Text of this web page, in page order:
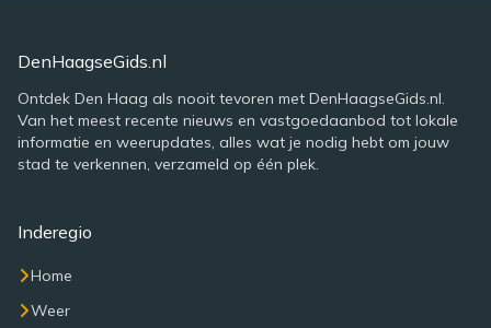
DenHaagseGids.nl
Ontdek Den Haag als nooit tevoren met DenHaagseGids.nl.
Van het meest recente nieuws en vastgoedaanbod tot lokale
informatie en weerupdates, alles wat je nodig hebt om jouw
stad te verkennen, verzameld op één plek.
Inderegio
Home
Weer